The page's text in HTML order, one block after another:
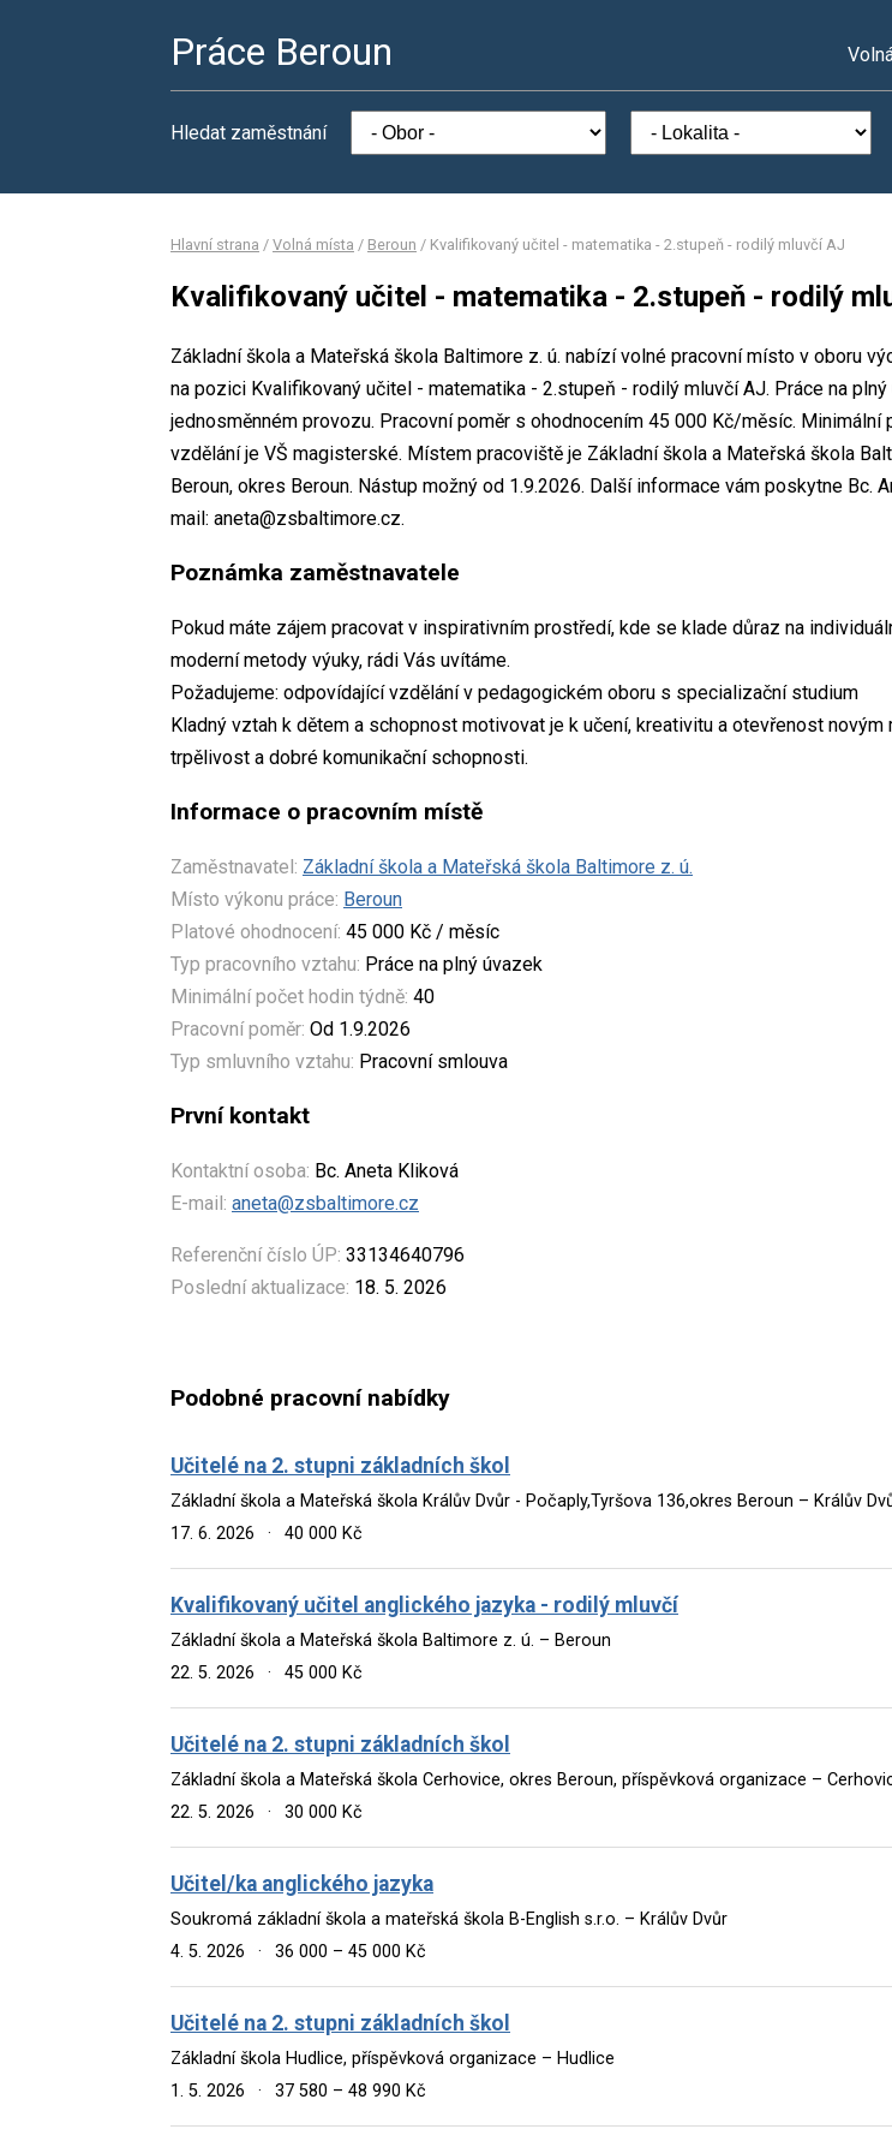
Práce Beroun
Hledat zaměstnání
Hlavní strana / Volná místa / Beroun / Kvalifikovaný učitel - matematika - 2.stupeň - rodilý mluvčí AJ
Kvalifikovaný učitel - matematika - 2.stupeň - rodilý
Základní škola a Mateřská škola Baltimore z. ú. nabízí volné pracovní místo v oboru
na pozici Kvalifikovaný učitel - matematika - 2.stupeň - rodilý mluvčí AJ. Práce na
jednosměnném provozu. Pracovní poměr s ohodnocením 45 000 Kč/měsíc. Minimální
vzdělání je VŠ magisterské. Místem pracoviště je Základní škola a Mateřská škola
Beroun, okres Beroun. Nástup možný od 1.9.2026. Další informace vám poskytne Bc.
mail: aneta@zsbaltimore.cz.
Poznámka zaměstnavatele
Pokud máte zájem pracovat v inspirativním prostředí, kde se klade důraz na
moderní metody výuky, rádi Vás uvítáme.
Požadujeme: odpovídající vzdělání v pedagogickém oboru s specializační studium
Kladný vztah k dětem a schopnost motivovat je k učení, kreativitu a otevřenost novým
trpělivost a dobré komunikační schopnosti.
Informace o pracovním místě
Zaměstnavatel: Základní škola a Mateřská škola Baltimore z. ú.
Místo výkonu práce: Beroun
Platové ohodnocení: 45 000 Kč / měsíc
Typ pracovního vztahu: Práce na plný úvazek
Minimální počet hodin týdně: 40
Pracovní poměr: Od 1.9.2026
Typ smluvního vztahu: Pracovní smlouva
První kontakt
Kontaktní osoba: Bc. Aneta Kliková
E-mail: aneta@zsbaltimore.cz
Referenční číslo ÚP: 33134640796
Poslední aktualizace: 18. 5. 2026
Podobné pracovní nabídky
Učitelé na 2. stupni základních škol
Základní škola a Mateřská škola Králův Dvůr - Počaply,Tyršova 136,okres Beroun – Králův
17. 6. 2026
· 40 000 Kč
Kvalifikovaný učitel anglického jazyka - rodilý mluvčí
Základní škola a Mateřská škola Baltimore z. ú. – Beroun
22. 5. 2026
· 45 000 Kč
Učitelé na 2. stupni základních škol
Základní škola a Mateřská škola Cerhovice, okres Beroun, příspěvková organizace –
22. 5. 2026
· 30 000 Kč
Učitel/ka anglického jazyka
Soukromá základní škola a mateřská škola B-English s.r.o. – Králův Dvůr
4. 5. 2026
· 36 000 – 45 000 Kč
Učitelé na 2. stupni základních škol
Základní škola Hudlice, příspěvková organizace – Hudlice
1. 5. 2026
· 37 580 – 48 990 Kč